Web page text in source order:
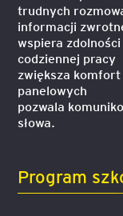
trudnych
informacji
wspiera
codziennej pracy
zwiększa
panelowych
pozwala
słowa.
Program